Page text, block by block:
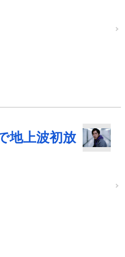
地上波初放